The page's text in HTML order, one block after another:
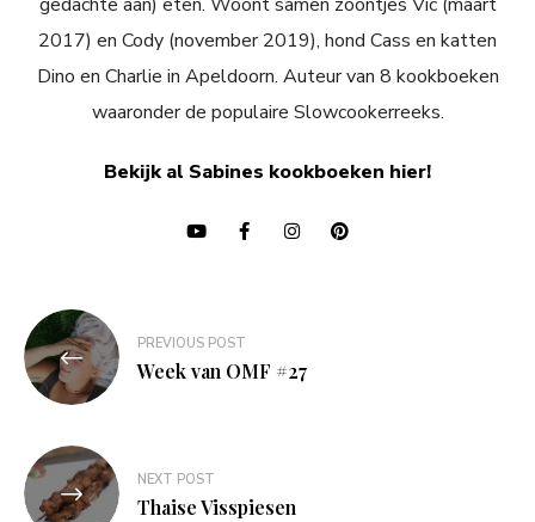
gedachte aan) eten. Woont samen zoontjes Vic (maart
2017) en Cody (november 2019), hond Cass en katten
Dino en Charlie in Apeldoorn. Auteur van 8 kookboeken
waaronder de populaire Slowcookerreeks.
Bekijk al Sabines kookboeken hier!
Bericht
navigatie
PREVIOUS POST
Week van OMF #27
NEXT POST
Thaise Visspiesen